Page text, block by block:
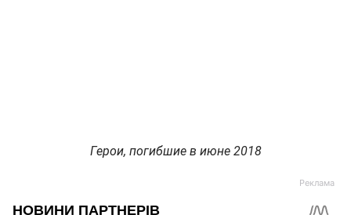
Герои, погибшие в июне 2018